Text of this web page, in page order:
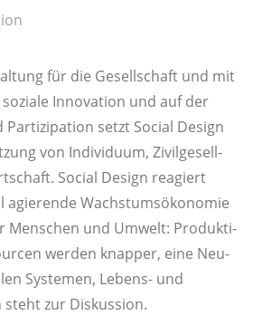
für die Gesell­schaft und mit
Inno­va­ti­on und auf der
Par­ti­zi­pa­ti­on setzt Social Design
von Indi­vi­du­um, Zivil­ge­sell­
Social Design reagiert
agie­ren­de Wachs­tums­öko­no­mie
Men­schen und Umwelt: Pro­duk­ti­
wer­den knap­per, eine Neu­
Sys­te­men, Lebens- und
zur Diskussion.